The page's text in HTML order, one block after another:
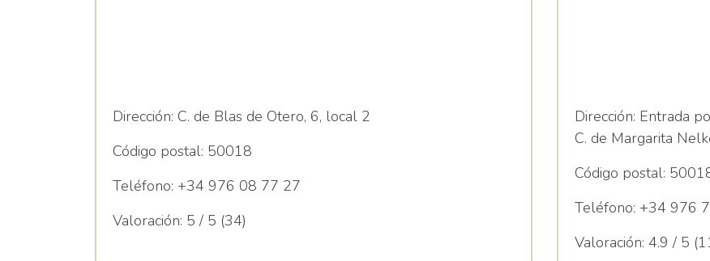
Dirección: C. de Blas de Otero, 6, local 2
Código postal: 50018
Teléfono: +34 976 08 77 27
Valoración: 5 / 5 (34)
Dirección: Entrada
C. de Margarita
Código postal:
Teléfono: +34 976
Valoración: 4.9 / 5